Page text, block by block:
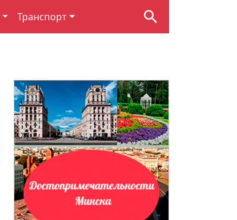
Транспорт
Ю Я